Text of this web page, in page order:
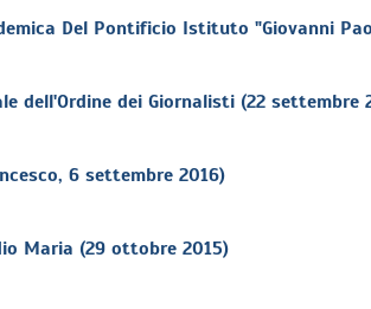
Del Pontificio Istituto "Giovanni
dell'Ordine dei Giornalisti (22 settembre
6 settembre 2016)
Maria (29 ottobre 2015)